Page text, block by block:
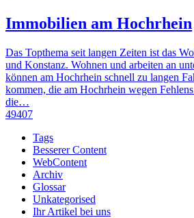
Immobilien am Hochrhein
Das Topthema seit langen Zeiten ist das
und Konstanz. Wohnen und arbeiten an
können am Hochrhein schnell zu langen
kommen, die am Hochrhein wegen
die…
49407
Tags
Besserer Content
WebContent
Archiv
Glossar
Unkategorised
Ihr Artikel bei uns